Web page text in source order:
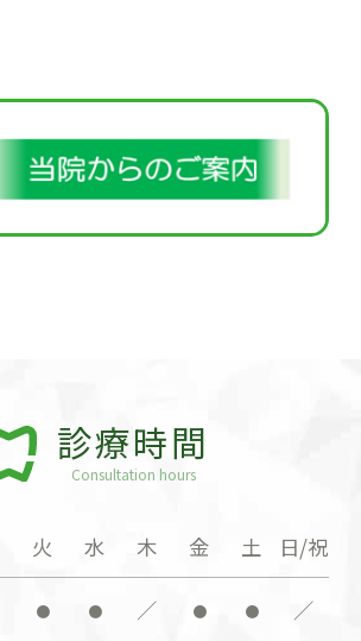
診療時間
Consultation hours
火 水 木 金 土
日/祝
● ● ／ ● ●
／